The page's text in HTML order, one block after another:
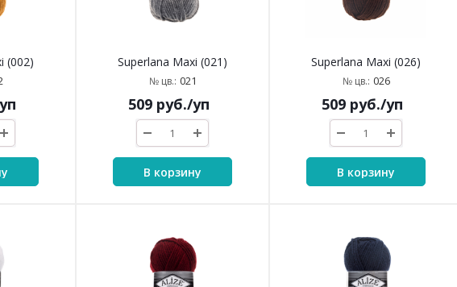
(002) Superlana Maxi (021)
№ цв.: 021
509руб./уп
В корзину
Superlana Maxi (026)
№ цв.: 026
509руб./уп
В корзину